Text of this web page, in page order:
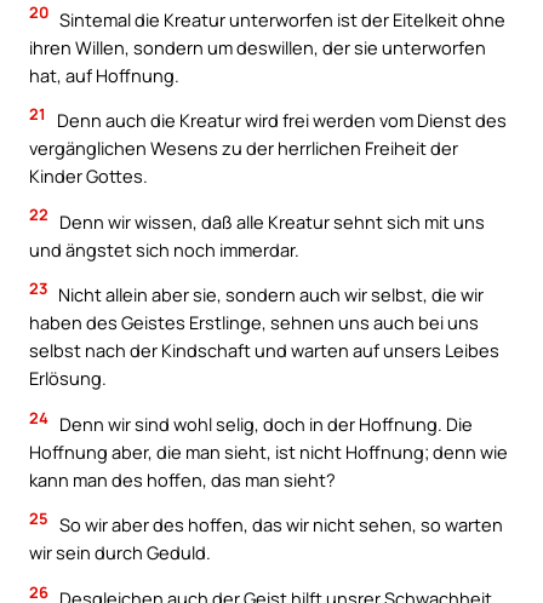
20 Sintemal die Kreatur unterworfen ist der Eitelkeit ohne
ihren Willen, sondern um deswillen, der sie unterworfen
hat, auf Hoffnung.
21
Denn auch die Kreatur wird frei werden vom Dienst des
vergänglichen Wesens zu der herrlichen Freiheit der
Kinder Gottes.
22
Denn wir wissen, daß alle Kreatur sehnt sich mit uns
und ängstet sich noch immerdar.
23 Nicht allein aber sie, sondern auch wir selbst, die wir
haben des Geistes Erstlinge, sehnen uns auch bei uns
selbst nach der Kindschaft und warten auf unsers Leibes
Erlösung.
24 Denn wir sind wohl selig, doch in der Hoffnung. Die
Hoffnung aber, die man sieht, ist nicht Hoffnung; denn wie
kann man des hoffen, das man sieht?
25 So wir aber des hoffen, das wir nicht sehen, so warten
wir sein durch Geduld.
26